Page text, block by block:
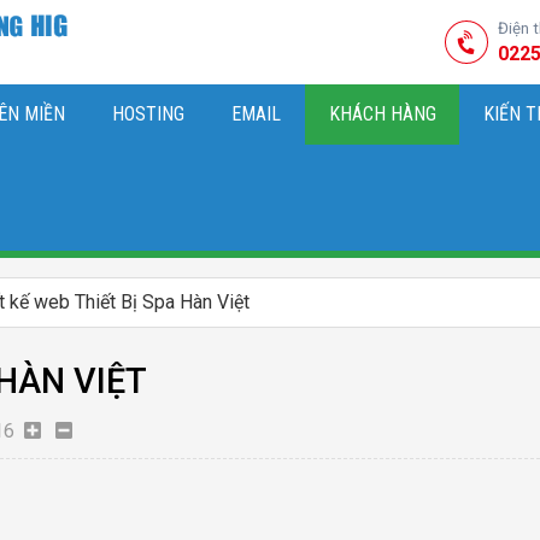
Điện
MIỀN HOSTING EMAIL KHÁCH HÀNG KIẾN
kế web Thiết Bị Spa Hàn Việt
VIỆT